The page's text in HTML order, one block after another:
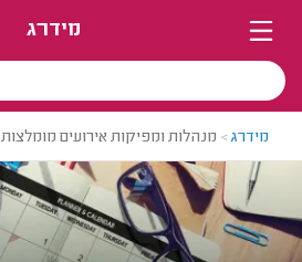
מידרג
מידרג> מנהלות ומפיקות אירועים מומלצות